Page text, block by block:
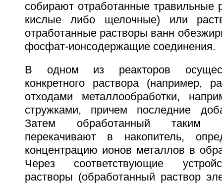
собирают отработанные травильные
кислые либо щелочные) или
отработанные растворы ванн
фосфат-ионсодержащие соединения.
В одном из реакторов
конкретного раствора (например,
отходами металлообработки,
стружками, причем последние
Затем обработанный таким
перекачивают в накопитель,
концентрацию ионов металлов в
Через соответствующие
растворы (обработанный раствор